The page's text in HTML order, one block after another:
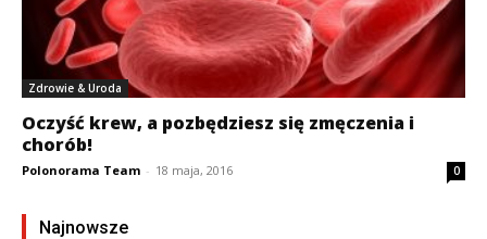
Zdrowie & Uroda
Oczyść krew, a pozbędziesz się zmęczenia i
chorób!
Polonorama Team - 18 maja, 2016 0
Najnowsze